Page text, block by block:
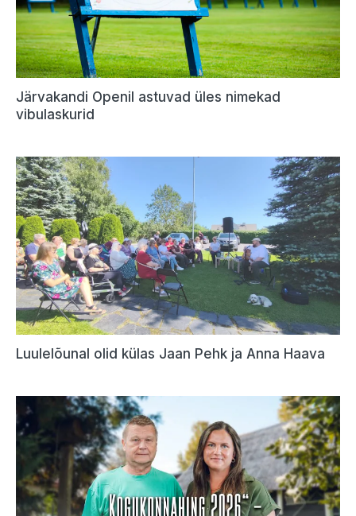
Järvakandi Openil astuvad üles nimekad
vibulaskurid
Luulelõunal olid külas Jaan Pehk ja Anna Haava